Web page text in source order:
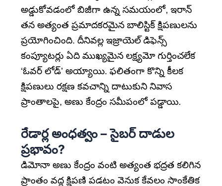
అడ్డుకోవడంలో బిజీగా ఉన్న సమయంలో, ఇరాన్
తన అత్యంత ప్రమాదకరమైన బాలిస్టిక్ క్షిపణులను
ప్రయోగించింది. దీనివల్ల ఇజ్రాయెల్ డిఫెన్స్
కంప్యూటర్లు ఏది ముఖ్యమైన లక్ష్యమో గుర్తించలేక
‘ఓవర్ లోడ్’ అయ్యాయి. ఫలితంగా కొన్ని కీలక
క్షిపణులు రక్షణ కవచాన్ని దాటుకుని నివాస
ప్రాంతాలపై, అణు కేంద్రం సమీపంలో పడ్డాయి.
రేడార్ల అంధత్వం – సైబర్ దాడుల
ప్రభావం?
డిమోనా అణు కేంద్రం వంటి అత్యంత భద్రత కలిగిన
ప్రాంతం వద్ద క్షిపణి పడటం వెనుక కేవలం సాంకేతిక